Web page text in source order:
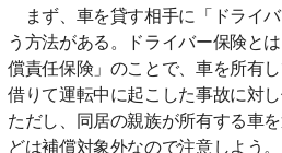
まず、車を貸す相手に「ドライ
う方法がある。ドライバー保険と
償責任保険」のことで、車を所有
借りて運転中に起こした事故に対
ただし、同居の親族が所有する車
どは補償対象外なので注意しよう。